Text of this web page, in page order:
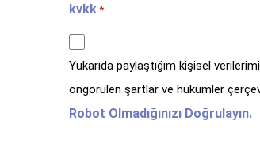
kvkk *
Yukarıda paylaştığım kişisel
öngörülen şartlar ve hükümler
Robot Olmadığınızı Doğrulayın.